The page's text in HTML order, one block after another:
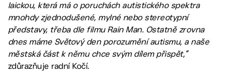
laickou, která má o poruchách autistického spektra
mnohdy zjednodušené, mylné nebo stereotypní
představy, třeba dle filmu Rain Man. Ostatně zrovna
dnes máme Světový den porozumění autismu, a naše
městská část k němu chce svým dílem přispět,“
zdůrazňuje radní Kočí.